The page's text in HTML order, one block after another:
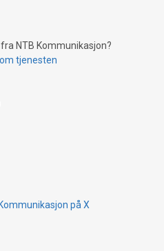
NTB Kommunikasjon?
tjenesten
på X